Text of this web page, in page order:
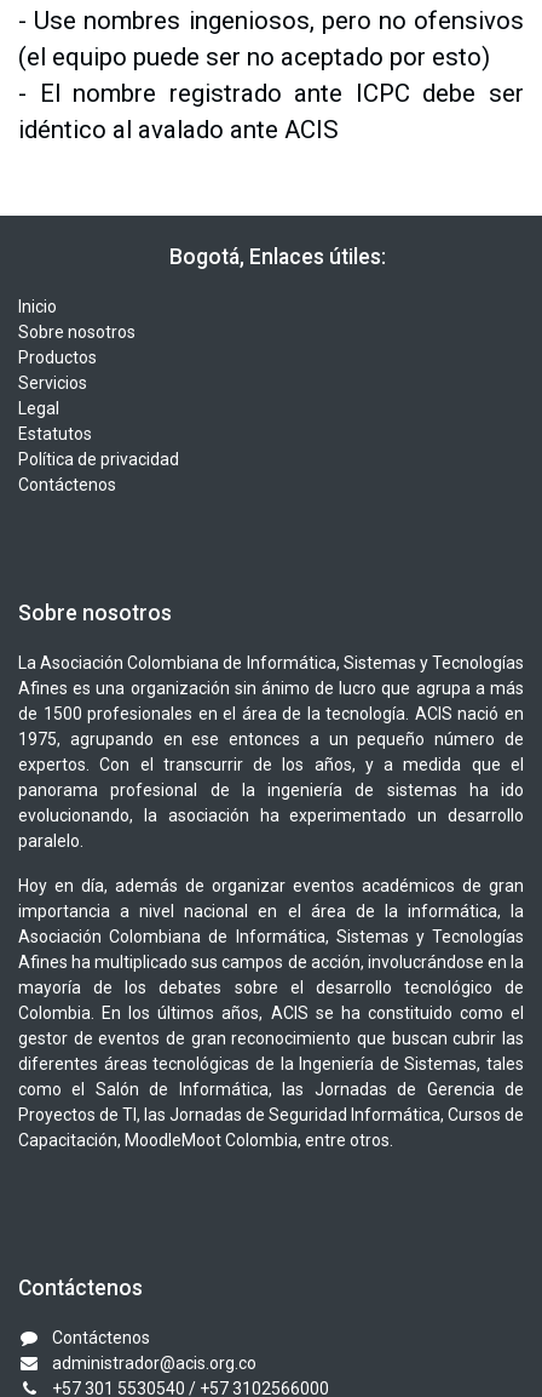
- Use nombres ingeniosos, pero no ofensivos
(el equipo puede ser no aceptado por esto)
- El nombre registrado ante ICPC debe ser
idéntico al avalado ante ACIS
​​ Bogotá, Enlaces útiles:
Inicio
Sobre nosotros
Productos
Servicios
Legal
Estatutos
Política de privacidad
Contáctenos
Sobre nosotros
La Asociación Colombiana de Informática, Sistemas y Tecnologías
Afines es una organización sin ánimo de lucro que agrupa a más
de 1500 profesionales en el área de la tecnología. ACIS nació en
1975, agrupando en ese entonces a un pequeño número de
expertos. Con el transcurrir de los años, y a medida que el
panorama profesional de la ingeniería de sistemas ha ido
evolucionando, la asociación ha experimentado un desarrollo
paralelo.
Hoy en día, además de organizar eventos académicos de gran
importancia a nivel nacional en el área de la informática, la
Asociación Colombiana de Informática, Sistemas y Tecnologías
Afines ha multiplicado sus campos de acción, involucrándose en la
mayoría de los debates sobre el desarrollo tecnológico de
Colombia. En los últimos años, ACIS se ha constituido como el
gestor de eventos de gran reconocimiento que buscan cubrir las
diferentes áreas tecnológicas de la Ingeniería de Sistemas, tales
como el Salón de Informática, las Jornadas de Gerencia de
Proyectos de TI, las Jornadas de Seguridad Informática, Cursos de
Capacitación, MoodleMoot Colombia, entre otros.
Contáctenos
Contáctenos
administrador@acis.org.co
+57 301 5530540 / +57 3102566000